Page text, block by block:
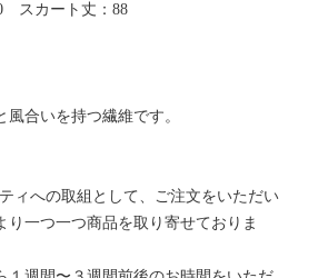
スカート丈：88
風合いを持つ繊維です。
ィへの取組として、ご注文をいただい
り一つ一つ商品を取り寄せておりま